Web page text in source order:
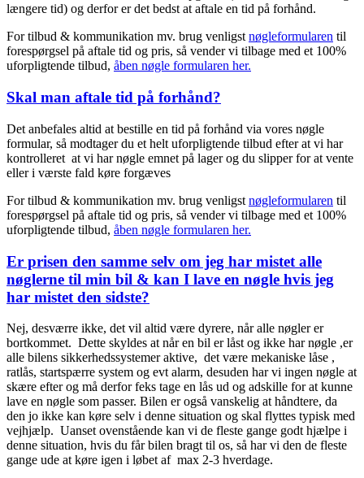
længere tid) og derfor er det bedst at aftale en tid på forhånd.
For tilbud & kommunikation mv. brug venligstnøgleformularen til
forespørgsel på aftale tid og pris, så vender vi tilbage med et 100%
uforpligtende tilbud, åben nøgle formularen her.
Skal man aftale tid på forhånd?
Det anbefales altid at bestille en tid på forhånd via vores nøgle
formular, så modtager du et helt uforpligtende tilbud efter at vi har
kontrolleret at vi har nøgle emnet på lager og du slipper for at vente
eller i værste fald køre forgæves
For tilbud & kommunikation mv. brug venligst nøgleformularen til
forespørgsel på aftale tid og pris, så vender vi tilbage med et 100%
uforpligtende tilbud, åben nøgle formularen her.
Er prisen den samme selv om jeg har mistet alle
nøglerne til min bil & kan I lave en nøgle hvis jeg
har mistet den sidste?
Nej, desværre ikke, det vil altid være dyrere, når alle nøgler er
bortkommet. Dette skyldes at når en bil er låst og ikke har nøgle ,er
alle bilens sikkerhedssystemer aktive, det være mekaniske låse ,
ratlås, startspærre system og evt alarm, desuden har vi ingen nøgle at
skære efter og må derfor feks tage en lås ud og adskille for at kunne
lave en nøgle som passer. Bilen er også vanskelig at håndtere, da
den jo ikke kan køre selv i denne situation og skal flyttes typisk med
vejhjælp. Uanset ovenstående kan vi de fleste gange godt hjælpe i
denne situation, hvis du får bilen bragt til os, så har vi den de fleste
gange ude at køre igen i løbet af max 2-3 hverdage.